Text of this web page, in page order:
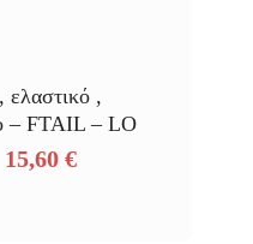
,
– FTAIL – LO
Original
15,60€
Η